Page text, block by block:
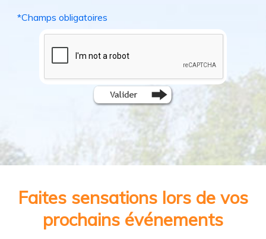
*Champs obligatoires
Faites sensations lors de vos
prochains événements